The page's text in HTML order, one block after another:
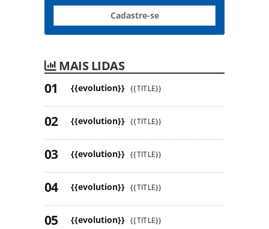
Cadastre-se
MAIS LIDAS
{{evolution}} {{TITLE}}
{{evolution}} {{TITLE}}
{{evolution}} {{TITLE}}
{{evolution}} {{TITLE}}
{{evolution}} {{TITLE}}